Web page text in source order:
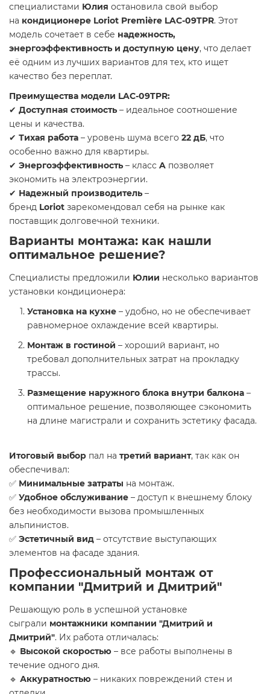
специалистами Юлия остановила свой выбор
на кондиционере Loriot Première LAC-09TPR. Этот
модель сочетает в себе надежность,
энергоэффективность и доступную цену, что делает
её одним из лучших вариантов для тех, кто ищет
качество без переплат.
Преимущества модели LAC-09TPR:
✔ Доступная стоимость – идеальное соотношение
цены и качества.
✔ Тихая работа – уровень шума всего 22 дБ, что
особенно важно для квартиры.
✔ Энергоэффективность – класс A позволяет
экономить на электроэнергии.
✔ Надежный производитель –
бренд Loriot зарекомендовал себя на рынке как
поставщик долговечной техники.
Варианты монтажа: как нашли
оптимальное решение?
Специалисты предложили Юлии несколько вариантов
установки кондиционера:
Установка на кухне – удобно, но не обеспечивает
равномерное охлаждение всей квартиры.
Монтаж в гостиной – хороший вариант, но
требовал дополнительных затрат на прокладку
трассы.
Размещение наружного блока внутри балкона –
оптимальное решение, позволяющее сэкономить
на длине магистрали и сохранить эстетику фасада.
Итоговый выбор пал на третий вариант, так как он
обеспечивал:
✅ Минимальные затраты на монтаж.
✅ Удобное обслуживание – доступ к внешнему блоку
без необходимости вызова промышленных
альпинистов.
✅ Эстетичный вид – отсутствие выступающих
элементов на фасаде здания.
Профессиональный монтаж от
компании "Дмитрий и Дмитрий"
Решающую роль в успешной установке
сыграли монтажники компании "Дмитрий и
Дмитрий". Их работа отличалась:
🔹 Высокой скоростью – все работы выполнены в
течение одного дня.
🔹 Аккуратностью – никаких повреждений стен и